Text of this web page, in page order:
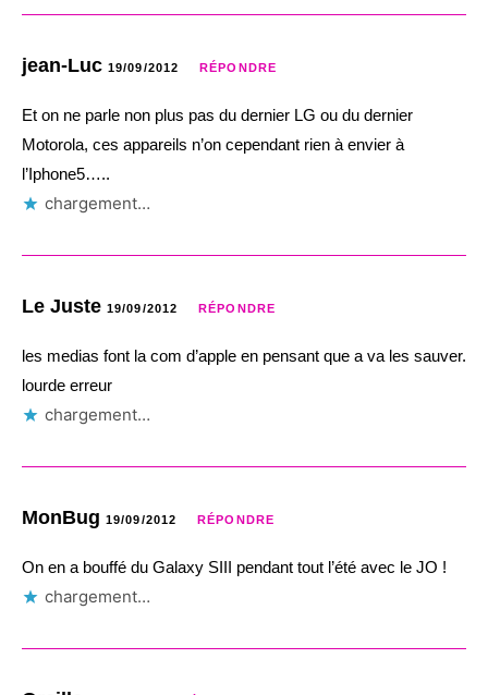
jean-Luc 19/09/2012 RÉPONDRE
Et on ne parle non plus pas du dernier LG ou du dernier
Motorola, ces appareils n’on cependant rien à envier à
l’Iphone5…..
chargement…
Le Juste 19/09/2012 RÉPONDRE
les medias font la com d’apple en pensant que a va les sauver.
lourde erreur
chargement…
MonBug 19/09/2012 RÉPONDRE
On en a bouffé du Galaxy SIII pendant tout l’été avec le JO !
chargement…